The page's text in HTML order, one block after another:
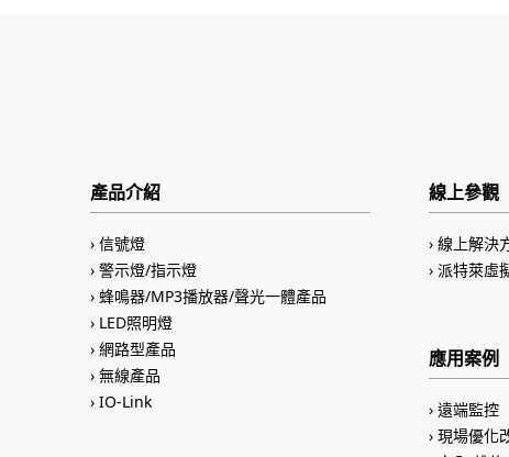
產品介紹
信號燈
警示燈/指示燈
蜂鳴器/MP3播放器/聲光一體產品
LED照明燈
網路型產品
無線產品
IO-Link
線上參觀
線上解決
派特萊虛
應用案例
遠端監控
現場優化